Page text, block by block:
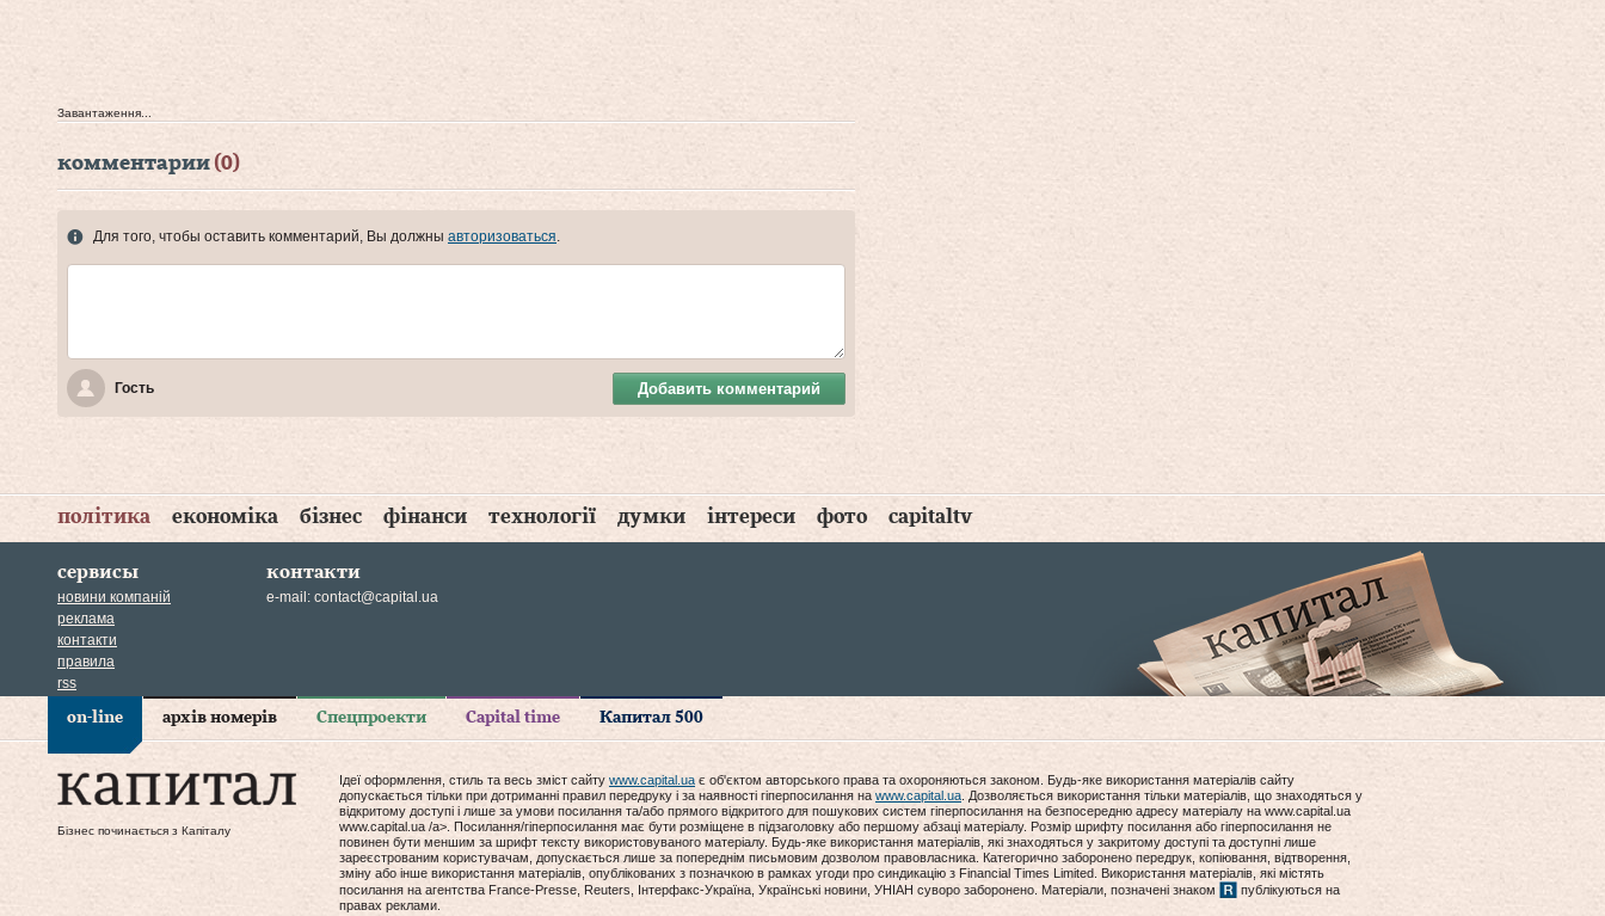
Завантаження...
комментарии(0)
Для того, чтобы оставить комментарий, Вы должны авторизоваться.
Гость Добавить комментарий
політика економіка бізнес фінанси технології думки інтереси фото capitaltv
сервисы
новини компаній
реклама
контакти
правила
rss
контакти
e-mail: contact@capital.ua
on-line архів номерів Спецпроекти Capital time Капитал 500
Бізнес починається з Капіталу
Ідеї оформлення, стиль та весь зміст сайту www.capital.ua є об'єктом авторського права та охороняються законом. Будь-яке використання матеріалів сайту
допускається тільки при дотриманні правил передруку і за наявності гіперпосилання на www.capital.ua . Дозволяється використання тільки матеріалів, що знаходяться у
відкритому доступі і лише за умови посилання та/або прямого відкритого для пошукових систем гіперпосилання на безпосередню адресу матеріалу на www.capital.ua
www.capital.ua /a>. Посилання/гіперпосилання має бути розміщене в підзаголовку або першому абзаці матеріалу. Розмір шрифту посилання або гіперпосилання не
повинен бути меншим за шрифт тексту використовуваного матеріалу. Будь-яке використання матеріалів, які знаходяться у закритому доступі та доступні лише
зареєстрованим користувачам, допускається лише за попереднім письмовим дозволом правовласника. Категорично заборонено передрук, копіювання, відтворення,
зміну або інше використання матеріалів, опублікованих з позначкою в рамках угоди про синдикацію з Financial Times Limited. Використання матеріалів, які містять
посилання на агентства France-Presse, Reuters, Інтерфакс-Україна, Українські новини, УНІАН суворо заборонено. Матеріали, позначені знаком
публікуються на
правах реклами.